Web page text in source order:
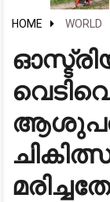
HOME WORLD